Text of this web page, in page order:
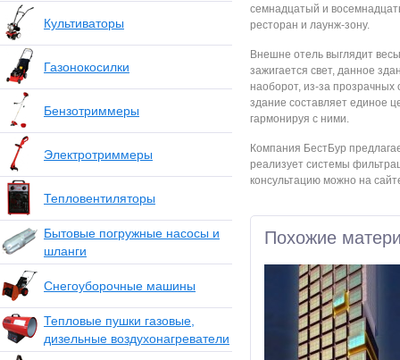
Культиваторы
Газонокосилки
Бензотриммеры
Электротриммеры
Тепловентиляторы
Бытовые погружные насосы и
шланги
Снегоуборочные машины
Тепловые пушки газовые,
дизельные воздухонагреватели
семнадцатый и
ресторан и лаунж-зону.
Внешне отель выглядит
зажигается свет, данное
наоборот, из-за прозрачных
здание составляет единое
гармонируя с ними.
Компания БестБур
реализует системы
консультацию можно на
Похожие